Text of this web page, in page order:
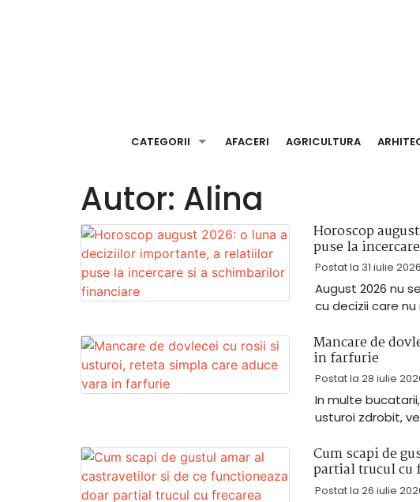
CATEGORII AFACERI AGRICULTURA
Autor: Alina
Horoscop
puse la
Postat la 31 iulie 2026
August 2026 nu
cu decizii care
Mancare de
in farfurie
Postat la 28 iulie
In multe
usturoi zdrobit,
Cum scapi de
partial trucul cu
Postat la 26 iulie